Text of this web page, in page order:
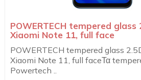
POWERTECH tempered glass
Xiaomi Note 11, full face
POWERTECH tempered glass
Xiaomi Note 11, full faceΤα
Powertech ..